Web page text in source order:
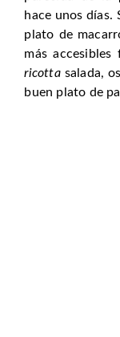
hace unos días.
plato de
más
ricottasalada,
buen plato de